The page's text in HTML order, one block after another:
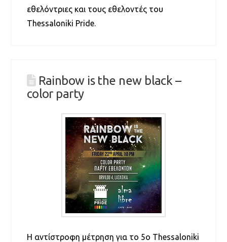
εθελόντριες και τους εθελοντές του
Thessaloniki Pride.
Rainbow is the new black –
color party
Η αντίστροφη μέτρηση για το 5ο Thessaloniki